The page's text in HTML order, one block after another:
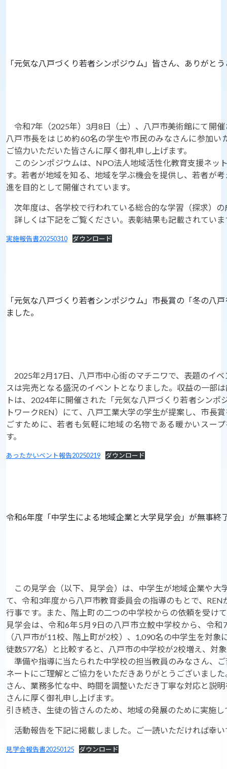
「元気な八戸づくり若者シンポジウム」皆さん、ありがと
令和7年（2025年）3月8日（土）、八戸市美術館にて開
八戸市長をはじめ約60名の学生や市民のみなさんに参加
ご協力いただいた皆さんに厚く御礼申し上げます。
このシンポジウムは、NPO法人地域活性化教育支援ネッ
す。若者が地域を知る、地域を学ぶ機会を提供し、若者が
進を目的として開催されています。
次年度は、各学校で行われている総合的な学習（探求）
詳しくは下記をご覧ください。表彰結果も記載されていま
実施報告書20250310 ダウンロード
「元気な八戸づくり若者シンポジウム」市長賞の「冬の八
ました。
2025年2月17日、八戸市中心街のマチニワで、表題のイ
スは完売となる盛況のイベントとなりました。収益の一部
トは、2024年に開催された「元気な八戸づくり若者シン
トワークREN）にて、八戸工業大学の学生が提案し、市長
ごすために、若者も気軽に地域の名物である暖かいスー
す。
あったかいベント報告20250219 ダウンロード
令和6年度「中学生による地域企業と大学見学会」が無事終
この見学会（以下、見学会）は、中学生が地域企業や大
て、令和3年度から八戸市教育委員会の指導のもとで、
行事です。また、階上町の二つの中学校からの依頼を受け
見学会は、令和6年5月9日の八戸市立鮫中学校から、令
（八戸市が11校、階上町が2校）、1,090名の中学生を対
徒数577名）と比較すると、八戸市の中学校が2校増え、対
準備や指導に当たられた中学校の担当教員のみなさん、
ネートにご理解とご協力をいただきありがとうございまし
さん、業務多忙な中、時間を調整いただき丁寧な対応と説
さんに厚く御礼申し上げます。
引き続き、生徒の皆さんのため、地域の発展のために実施
活動報告を下記に掲載しました。ご一読いただけれ
見学会報告書20250125 ダウンロード